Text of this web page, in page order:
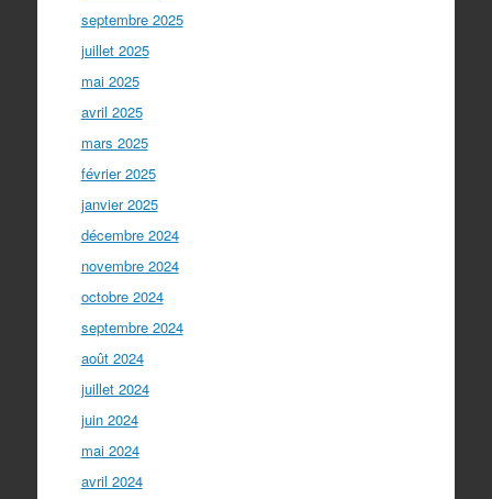
septembre 2025
juillet 2025
mai 2025
avril 2025
mars 2025
février 2025
janvier 2025
décembre 2024
novembre 2024
octobre 2024
septembre 2024
août 2024
juillet 2024
juin 2024
mai 2024
avril 2024